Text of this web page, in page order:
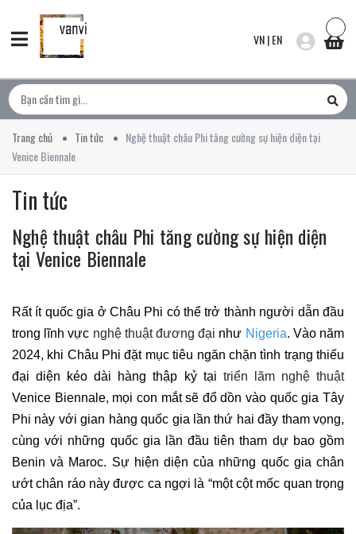
VN|EN
Trang chủ Tin tức
Nghệ thuật châu Phi tăng cường sự hiện diện tại
Venice Biennale
Tin tức
Nghệ thuật châu Phi tăng cường sự hiện diện
tại Venice Biennale
Rất ít quốc gia ở Châu Phi có thể trở thành người dẫn đầu
trong lĩnh vực nghệ thuật đương đại như Nigeria. Vào năm
2024, khi Châu Phi đặt mục tiêu ngăn chặn tình trạng thiếu
đại diện kéo dài hàng thập kỷ tại triển lãm nghệ thuật
Venice Biennale, mọi con mắt sẽ đổ dồn vào quốc gia Tây
Phi này với gian hàng quốc gia lần thứ hai đầy tham vọng,
cùng với những quốc gia lần đầu tiên tham dự bao gồm
Benin và Maroc. Sự hiện diện của những quốc gia chân
ướt chân ráo này được ca ngợi là “một cột mốc quan trọng
của lục địa”.